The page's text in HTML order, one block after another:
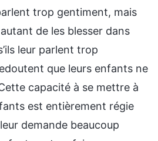
trop gentiment, mais
de les blesser dans
leur parlent trop
que leurs enfants ne
capacité à se mettre à
est entièrement régie
demande beaucoup